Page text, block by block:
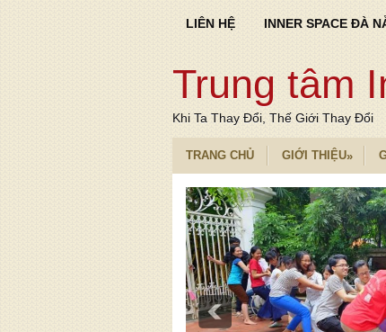
LIÊN HỆ INNER SPACE ĐÀ
Trung tâm
Khi Ta Thay Đổi, Thế Giới Thay Đổi
TRANG CHỦ GIỚI THIỆU»